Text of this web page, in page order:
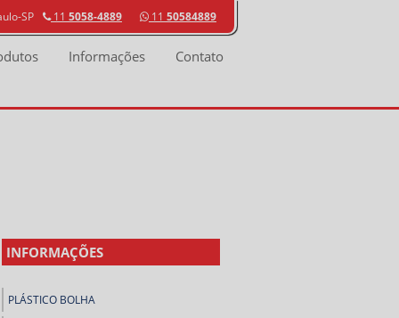
SP 11 50584889
11 5058-4889
Informações Contato
INFORMAÇÕES
PLÁSTICO BOLHA